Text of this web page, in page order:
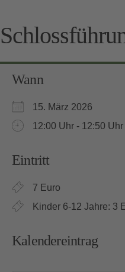
Wann
15. März 2026
12:00 Uhr - 12:50 Uhr
Eintritt
7 Euro
Kinder 6-12 Jahre: 3
Kalendereintrag